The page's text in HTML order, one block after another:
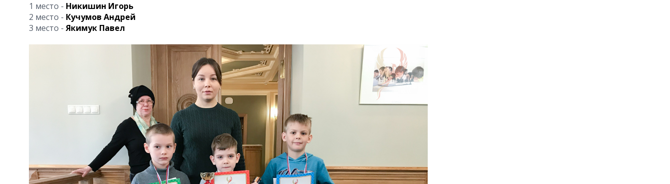
1 место - Никишин Игорь
2 место - Кучумов Андрей
3 место - Якимук Павел